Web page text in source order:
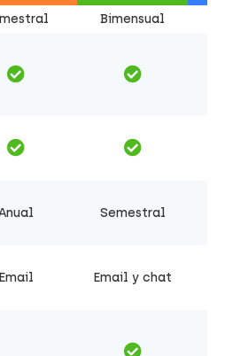
Bimensual
Semestral
Email Email y chat